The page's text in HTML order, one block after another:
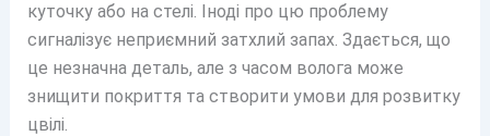
куточку або на стелі. Іноді про цю проблему
сигналізує неприємний затхлий запах. Здається, що
це незначна деталь, але з часом волога може
знищити покриття та створити умови для розвитку
цвілі.